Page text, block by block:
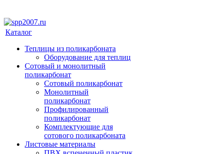
Каталог
Теплицы из поликарбоната
Оборудование для теплиц
Сотовый и монолитный
поликарбонат
Сотовый поликарбонат
Монолитный
поликарбонат
Профилированный
поликарбонат
Комплектующие для
сотового поликарбоната
Листовые материалы